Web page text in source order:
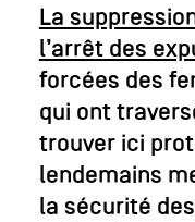
La
l’arrêtdes
forcées des
qui ont
trouver ici
lendemains
la sécurité